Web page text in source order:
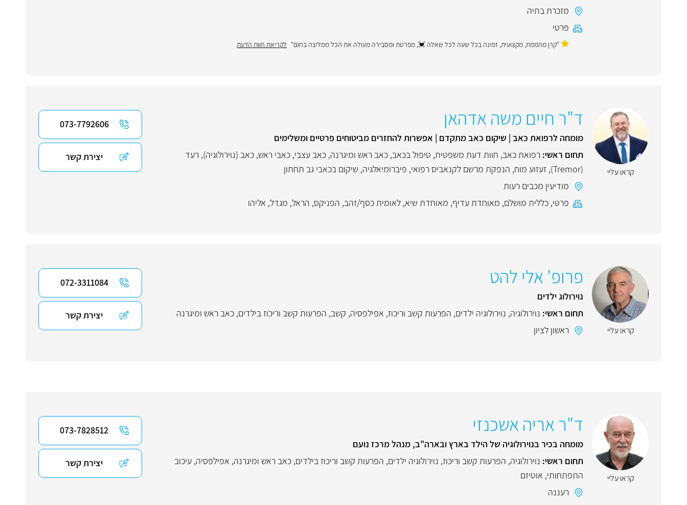
מזכרת בתיה
פרטי
"קרן מהממת, מקצועית, זמינה בכל שעה לכל שאלה 💓, מפרטת ומסבירה מעולה את הכל ממליצה בחום" לקריאת חוות הדעת
קראו עליי
ד"ר חיים משה אדהאן
מומחה לרפואת כאב | שיקום כאב מתקדם | אפשרות להחזרים מביטוחים פרטיים ומשלימים
תחום ראשי: רפואת כאב, חוות דעת משפטית, טיפול בכאב, כאב ראש ומיגרנה, כאב עצבי, כאבי ראש, כאב (נוירולוגיה), רעד
(Tremor)
, זעזוע מוח, הנפקת מרשם לקנאביס רפואי, פיברומיאלגיה, שיקום בכאבי גב תחתון
מודיעין מכבים רעות
פרטי, כללית מושלם, מאוחדת עדיף, מאוחדת שיא, לאומית כסף/זהב, הפניקס, הראל, מגדל, אליהו
073-7792606
יצירת קשר
קראו עליי
פרופ' אלי להט
נוירולוג ילדים
תחום ראשי: נוירולוגיה, נוירולוגיה ילדים, הפרעות קשב וריכוז, אפילפסיה, קשב, הפרעות קשב וריכוז בילדים, כאב ראש ומיגרנה
ראשון לציון
072-3311084
יצירת קשר
קראו עליי
ד"ר אריה אשכנזי
מומחה בכיר בנוירולוגיה של הילד בארץ ובארה"ב, מנהל מרכז נועם
תחום ראשי: נוירולוגיה, הפרעות קשב וריכוז, נוירולוגיה ילדים, הפרעות קשב וריכוז בילדים, כאב ראש ומיגרנה, אפילפסיה, עיכוב
התפתחותי, אוטיזם
רעננה
073-7828512
יצירת קשר